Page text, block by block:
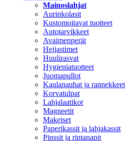
Mainoslahjat
Aurinkolasit
Kustomoitavat tuotteet
Autotarvikkeet
Avaimenperät
Heijastimet
Huulirasvat
Hygieniatuotteet
Juomapullot
Kaulanauhat ja rannekkeet
Korvatulpat
Lahjalaatikot
Magneetit
Makeiset
Paperikassit ja lahjakassit
Pinssit ja rintanapit